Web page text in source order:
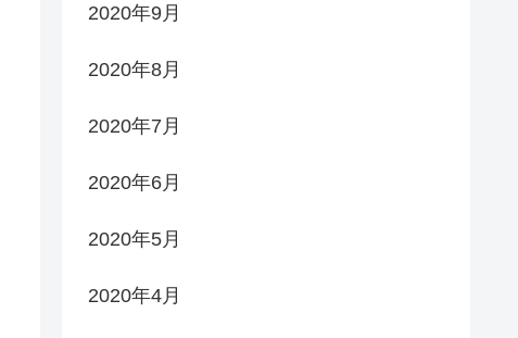
2020年9月
2020年8月
2020年7月
2020年6月
2020年5月
2020年4月